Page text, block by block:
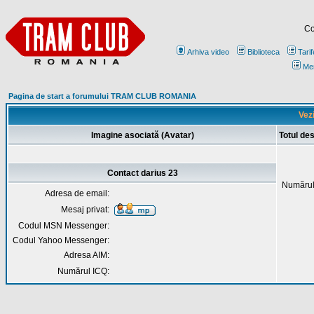
Arhiva video Biblioteca
Pagina de start a forumului TRAM CLUB ROMANIA
Imagine asociată (Avatar) Totul
Contact darius 23
Adresa de email:
Mesaj privat:
Codul MSN Messenger:
Codul Yahoo Messenger:
Adresa AIM:
Numărul ICQ: